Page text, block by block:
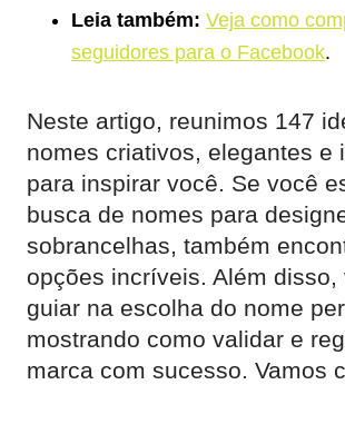
Leia também: Veja como
seguidores para o Facebook.
Neste artigo, reunimos 147
nomes criativos, elegantes e
para inspirar você. Se você
busca de nomes para
sobrancelhas, também
opções incríveis. Além disso,
guiar na escolha do nome
mostrando como validar e
marca com sucesso. Vamos